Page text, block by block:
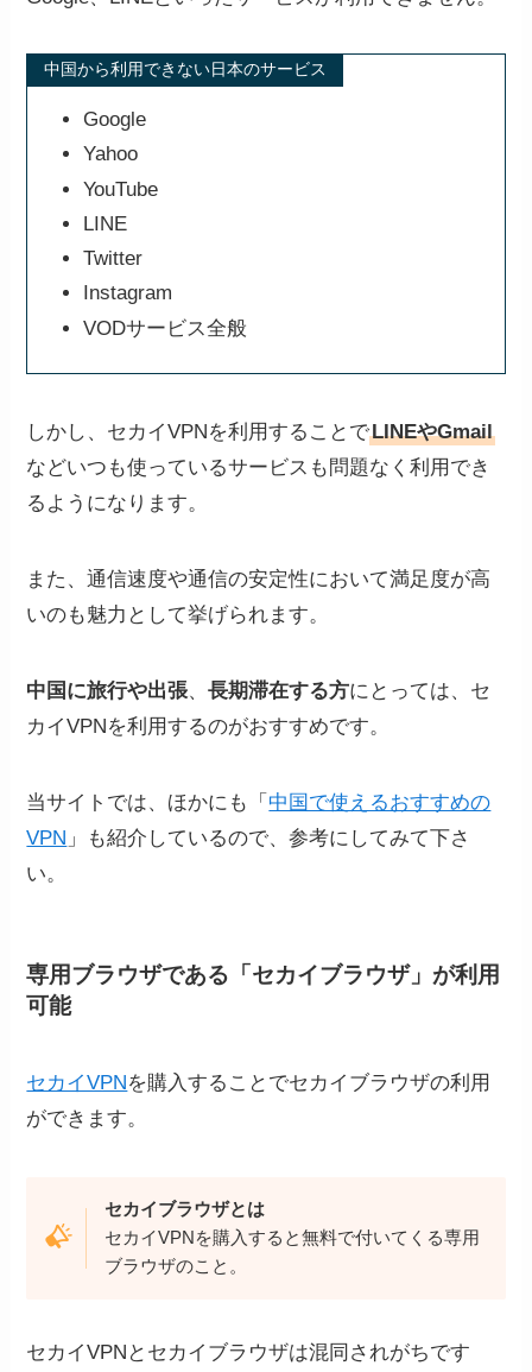
中国から利用できない日本のサービス
Google
Yahoo
YouTube
LINE
Twitter
Instagram
VODサービス全般
しかし、セカイVPNを利用することでLINEやGmail
などいつも使っているサービスも問題なく利用でき
るようになります。
また、通信速度や通信の安定性において満足度が高
いのも魅力として挙げられます。
中国に旅行や出張、長期滞在する方にとっては、セ
カイVPNを利用するのがおすすめです。
当サイトでは、ほかにも「 中国で使えるおすすめの
VPN 」も紹介しているので、参考にしてみて下さ
い。
専用ブラウザである「セカイブラウザ」が利用
可能
セカイVPNを購入することでセカイブラウザの利用
ができます。
セカイブラウザとは
セカイVPNを購入すると無料で付いてくる専用
ブラウザのこと。
セカイVPNとセカイブラウザは混同されがちです